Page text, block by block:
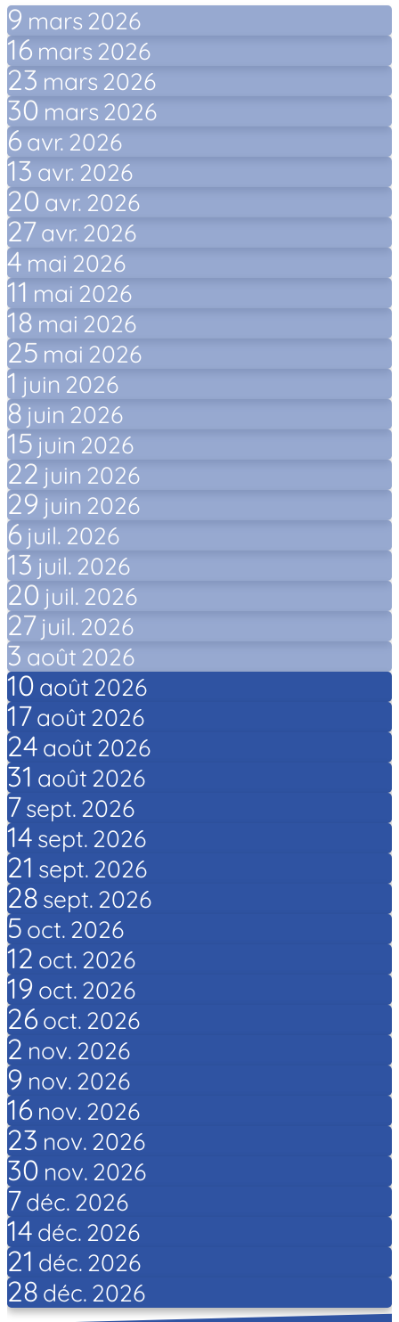
9 mars 2026
16 mars2026
23 mars2026
30 mars2026
6avr. 2026
13 avr. 2026
20 avr. 2026
27avr. 2026
4 mai 2026
11 mai 2026
18 mai 2026
25 mai 2026
1 juin 2026
8 juin 2026
15 juin 2026
22 juin 2026
29 juin 2026
6 juil. 2026
13 juil. 2026
20 juil. 2026
27 juil. 2026
3 août 2026
10 août 2026
17août 2026
24 août 2026
31 août 2026
7sept. 2026
14 sept. 2026
21 sept. 2026
28 sept. 2026
5 oct. 2026
12 oct. 2026
19 oct. 2026
26 oct. 2026
2 nov. 2026
9 nov. 2026
16 nov. 2026
23 nov. 2026
30 nov. 2026
7déc. 2026
14 déc. 2026
21 déc. 2026
28 déc. 2026